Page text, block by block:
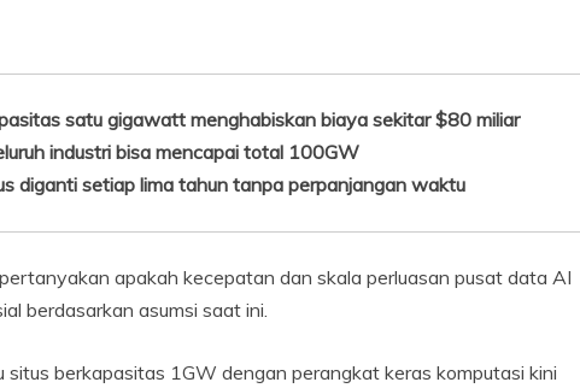
satu gigawatt menghabiskan biaya sekitar $80 miliar
industri bisa mencapai total 100GW
diganti setiap lima tahun tanpa perpanjangan waktu
apakah kecepatan dan skala perluasan pusat data AI
berdasarkan asumsi saat ini.
berkapasitas 1GW dengan perangkat keras komputasi kini